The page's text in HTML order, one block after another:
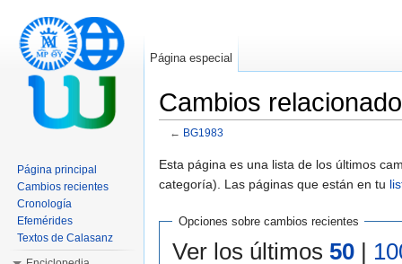
Cambios
← BG1983
Esta página es una lista de los últimos
categoría). Las páginas que están en tu
Opciones sobre cambios recientes
Ver los últimos 50 |
Página especial
Página principal
Cambios recientes
Cronología
Efemérides
Textos de Calasanz